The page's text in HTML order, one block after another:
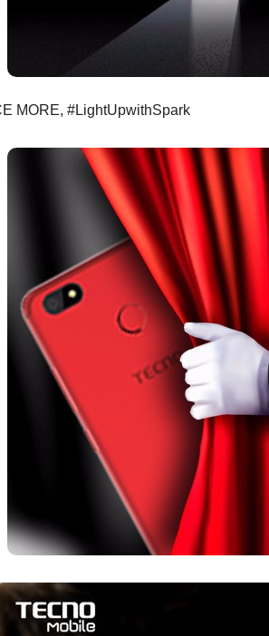
MORE, #LightUpwithSpark